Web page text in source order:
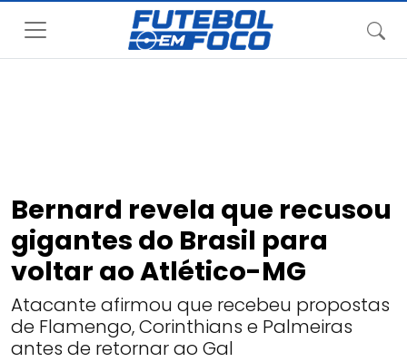
Bernard revela que recusou
gigantes do Brasil para
voltar ao Atlético-MG
Atacante afirmou que recebeu propostas
de Flamengo, Corinthians e Palmeiras
antes de retornar ao Gal